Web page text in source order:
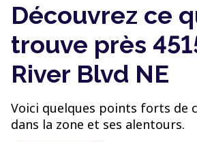
Découvrez ce
trouve près
River Blvd NE
Voici quelques points forts de
dans la zone et ses alentours.